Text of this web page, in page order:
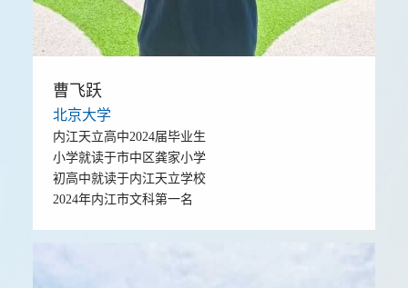
曹飞跃
北京大学
内江天立高中2024届毕业生
小学就读于市中区龚家小学
初高中就读于内江天立学校
2024年内江市文科第一名